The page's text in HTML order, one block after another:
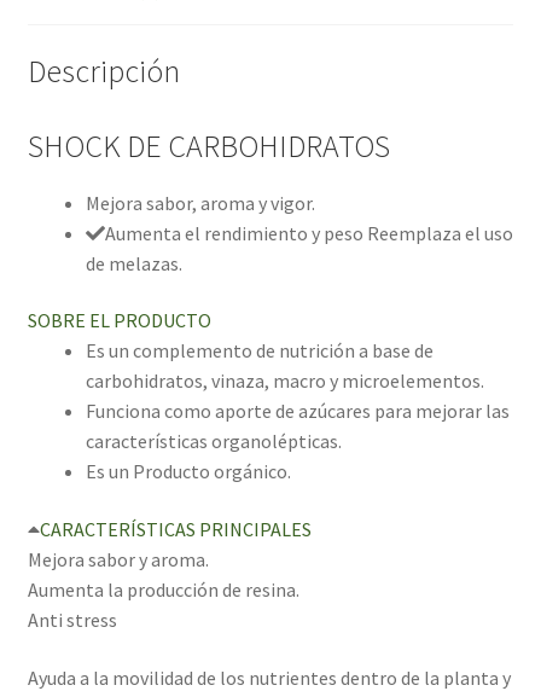
Descripción
SHOCK DE CARBOHIDRATOS
Mejora sabor, aroma y vigor.
Aumenta el rendimiento y peso Reemplaza el uso
de melazas.
SOBRE EL PRODUCTO
Es un complemento de nutrición a base de
carbohidratos, vinaza, macro y microelementos.
Funciona como aporte de azúcares para mejorar las
características organolépticas.
Es un Producto orgánico.
CARACTERÍSTICAS PRINCIPALES
Mejora sabor y aroma.
Aumenta la producción de resina.
Anti stress
Ayuda a la movilidad de los nutrientes dentro de la planta y